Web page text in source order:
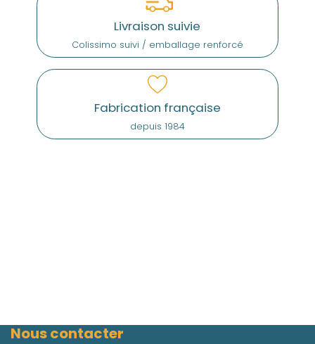
Livraison suivie
Colissimo suivi / emballage renforcé
Fabrication française
depuis 1984
Nous contacter